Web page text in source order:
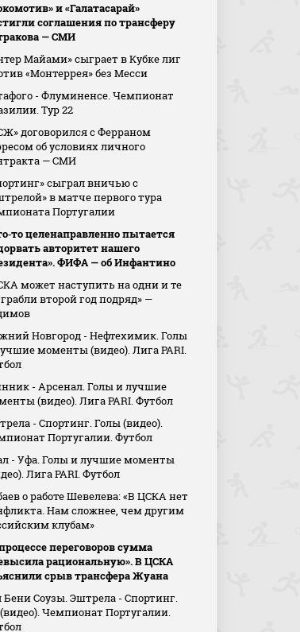
и «Галатасарай»
соглашения по трансферу
— СМИ
Майами» сыграет в Кубке лиг
«Монтеррея» без Месси
- Флуминенсе. Чемпионат
Тур 22
договорился с Ферраном
об условиях личного
— СМИ
сыграл вничью с
в матче первого тура
Португалии
целенаправленно пытается
авторитет нашего
ФИФА — об Инфантино
может наступить на одни и те
второй год подряд» —
Новгород - Нефтехимик. Голы
моменты (видео). Лига PARI.
- Арсенал. Голы и лучшие
(видео). Лига PARI. Футбол
- Спортинг. Голы (видео).
Португалии. Футбол
- Уфа. Голы и лучшие моменты
Лига PARI. Футбол
о работе Шевелева: «В ЦСКА нет
Нам сложнее, чем другим
клубам»
переговоров сумма
рациональную». В ЦСКА
срыв трансфера Жуана
Бени Соузы. Эштрела - Спортинг.
(видео). Чемпионат Португалии.